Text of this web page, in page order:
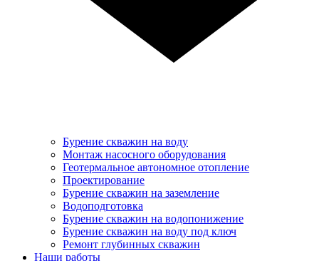
Бурение скважин на воду
Монтаж насосного оборудования
Геотермальное автономное отопление
Проектирование
Бурение скважин на заземление
Водоподготовка
Бурение скважин на водопонижение
Бурение скважин на воду под ключ
Ремонт глубинных скважин
Наши работы